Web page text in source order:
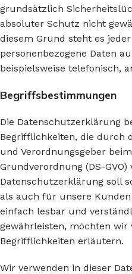
grundsätzlich
absoluter Schutz nicht
diesem Grund steht es
personenbezogene Daten
beispielsweise telefonisch,
Begriffsbestimmungen
Die Datenschutzerklärung
Begrifflichkeiten, die durch
und Verordnungsgeber
Grundverordnung (DS-
Datenschutzerklärung soll
als auch für unsere
einfach lesbar und
gewährleisten, möchten wir
Begrifflichkeiten erläutern.
Wir verwenden in dieser